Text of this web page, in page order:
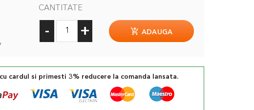
CANTITATE
- + ADAUGA
cardul si primesti 3% reducere la comanda lansata.